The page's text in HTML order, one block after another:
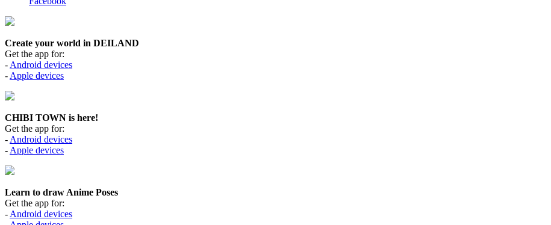
Create your world in DEILAND
Get the app for:
- Android devices
- Apple devices
CHIBI TOWN is here!
Get the app for:
- Android devices
- Apple devices
Learn to draw Anime Poses
Get the app for:
- Android devices